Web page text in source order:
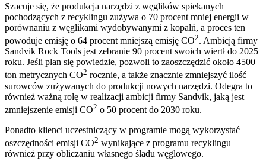
Szacuje się, że produkcja narzędzi z węglików spiekanych
pochodzących z recyklingu zużywa o 70 procent mniej energii w
porównaniu z węglikami wydobywanymi z kopalń, a proces ten
powoduje emisję o 64 procent mniejszą emisję CO2. Ambicją firmy
Sandvik Rock Tools jest zebranie 90 procent swoich wiertł do 2025
roku. Jeśli plan się powiedzie, pozwoli to zaoszczędzić około 4500
ton metrycznych CO2 rocznie, a także znacznie zmniejszyć ilość
surowców zużywanych do produkcji nowych narzędzi. Odegra to
również ważną rolę w realizacji ambicji firmy Sandvik, jaką jest
zmniejszenie emisji CO2 o 50 procent do 2030 roku.
Ponadto klienci uczestniczący w programie mogą wykorzystać
oszczędności emisji CO2 wynikające z programu recyklingu
również przy obliczaniu własnego śladu węglowego.